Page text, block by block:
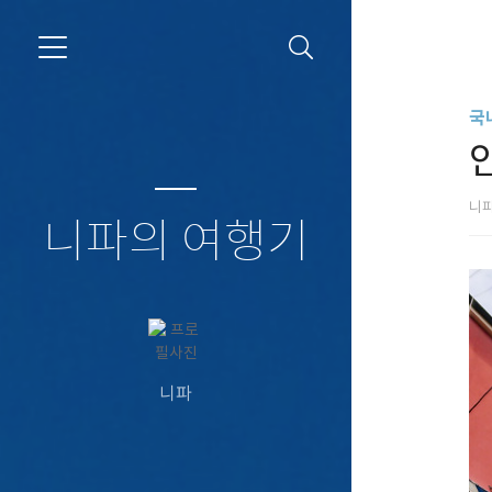
니파의 여행기
니파
국
니